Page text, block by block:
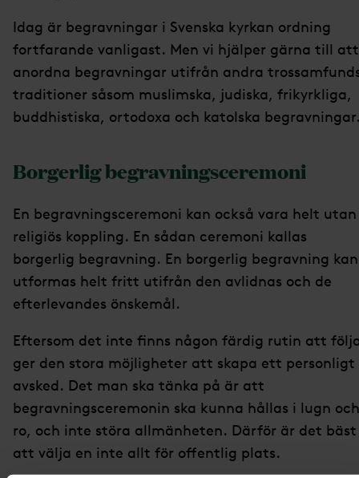
Idag är begravningar i Svenska kyrkan ordning
fortfarande vanligast. Men vi hjälper gärna till att
anordna begravningar utifrån andra
traditioner såsom muslimska, judiska, frikyrkliga,
buddhistiska, ortodoxa och katolska
Borgerlig begravningsceremoni
En begravningsceremoni kan också vara helt utan
religiös koppling. En sådan ceremoni kallas
borgerlig begravning. En borgerlig begravning kan
utformas helt fritt utifrån den avlidnas och de
efterlevandes önskemål.
Eftersom det inte finns någon färdig rutin att
ger den stora möjligheter att skapa ett personligt
avsked. Det man ska tänka på är att
begravningsceremonin ska kunna hållas i lugn och
ro, och inte störa allmänheten. Därför är det bäst
att välja en inte allt för offentlig plats.